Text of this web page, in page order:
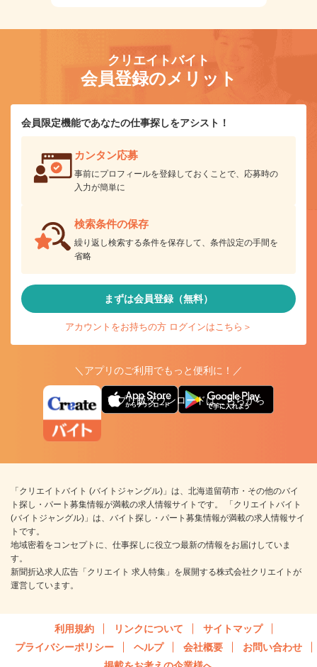
クリエイトバイト
会員登録のメリット
会員限定機能であなたの仕事探しをアシスト！
カンタン応募
事前にプロフィールを登録しておくことで、応募時の
入力が簡単に
検索条件の保存
繰り返し検索する条件を保存して、条件設定の手間を
省略
まずは会員登録（無料）
アカウントをお持ちの方 ログインはこちら＞
＼アプリのご利用でもっと便利に！／
アプリ版ダウンロードはこちらから
「クリエイトバイト (バイトジャングル)」は、北海道留萌市・その他のバイ
ト探し・パート募集情報が満載の求人情報サイトです。 「クリエイトバイト
(バイトジャングル)」は、バイト探し・パート募集情報が満載の求人情報サイ
トです。
地域密着をコンセプトに、仕事探しに役立つ最新の情報をお届けしていま
す。
新聞折込求人広告「クリエイト 求人特集」を展開する株式会社クリエイトが
運営しています。
利用規約 リンクについて
サイトマップ
プライバシーポリシー
ヘルプ 会社概要
お問い合わせ